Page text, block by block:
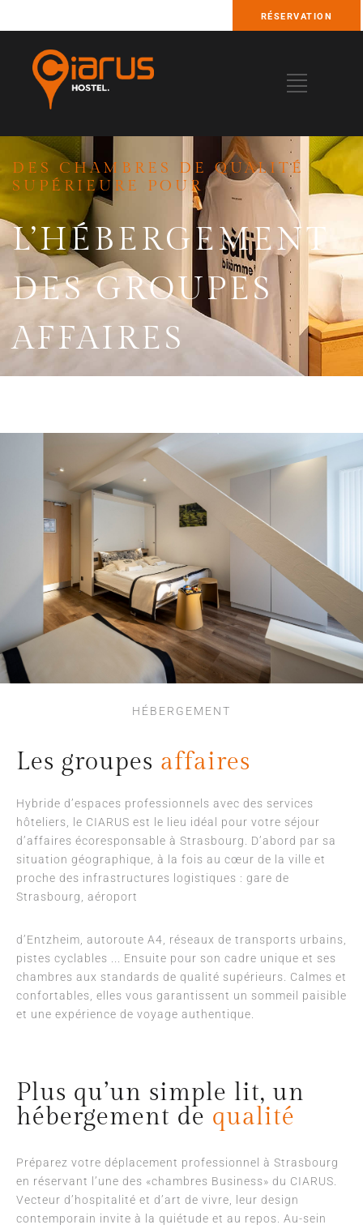
RÉSERVATION
DES CHAMBRES DE QUALITÉ
SUPÉRIEURE POUR
L’HÉBERGEMENT
DES GROUPES
AFFAIRES
HÉBERGEMENT
Les groupes affaires
Hybride d’espaces professionnels avec des services
hôteliers, le CIARUS est le lieu idéal pour votre séjour
d’affaires écoresponsable à Strasbourg. D’abord par sa
situation géographique, à la fois au cœur de la ville et
proche des infrastructures logistiques : gare de
Strasbourg, aéroport
d’Entzheim, autoroute A4, réseaux de transports urbains,
pistes cyclables ... Ensuite pour son cadre unique et ses
chambres aux standards de qualité supérieurs. Calmes et
confortables, elles vous garantissent un sommeil paisible
et une expérience de voyage authentique.
Plus qu’un simple lit, un
hébergement de qualité
Préparez votre déplacement professionnel à Strasbourg
en réservant l’une des «chambres Business» du CIARUS.
Vecteur d’hospitalité et d’art de vivre, leur design
contemporain invite à la quiétude et au repos. Au-sein